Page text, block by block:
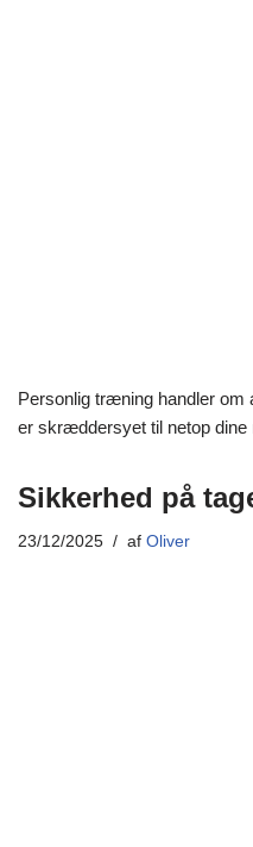
Personlig træning handler om
er skræddersyet til netop
Sikkerhed på
23/12/2025 af Oliver